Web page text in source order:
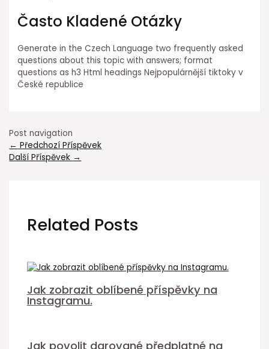
Často Kladené Otázky
Generate in the Czech Language two frequently asked
questions about this topic with answers; format
questions as h3 Html headings Nejpopulárnější tiktoky v
České republice
Post navigation
← Předchozí Příspěvek
Další Příspěvek →
Related Posts
Jak zobrazit oblíbené příspěvky na
Instagramu.
Jak povolit darované předplatné na